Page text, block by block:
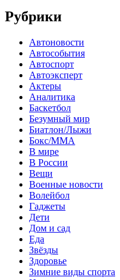
Рубрики
Автоновости
Автособытия
Автоспорт
Автоэксперт
Актеры
Аналитика
Баскетбол
Безумный мир
Биатлон/Лыжи
Бокс/MMA
В мире
В России
Вещи
Военные новости
Волейбол
Гаджеты
Дети
Дом и сад
Еда
Звёзды
Здоровье
Зимние виды спорта